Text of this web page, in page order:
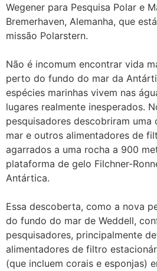
Wegener para Pesquisa Polar e
Bremerhaven, Alemanha, que
missão Polarstern.
Não é incomum encontrar vida
perto do fundo do mar da
espécies marinhas vivem nas
lugares realmente inesperados.
pesquisadores descobriram uma
mar e outros alimentadores de
agarrados a uma rocha a 900
plataforma de gelo Filchner-
Antártica.
Essa descoberta, como a nova
do fundo do mar de Weddell,
pesquisadores, principalmente
alimentadores de filtro
(que incluem corais e esponjas)